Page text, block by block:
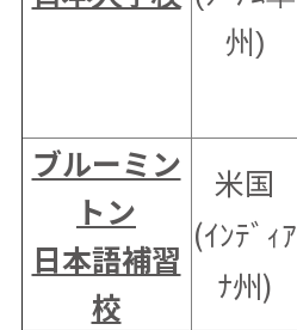
州)
ブルーミン
トン
日本語補習
校
米国
(ｲﾝﾃﾞｨｱ
ﾅ州)